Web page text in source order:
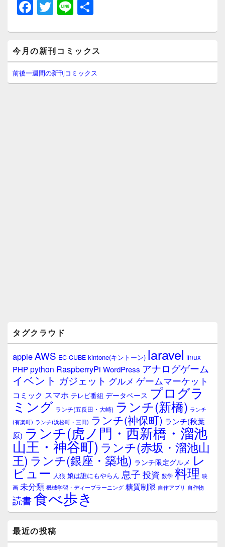
F
a
c
e
b
o
T
wi
tt
er
Li
n
e
イ
ン
サ
イ
今月の新刊コミックス
前後一週間の新刊コミックス
タグクラウド
appleAWS EC-CUBE kintone(キントーン) laravel linux
PHPpython RaspberryPi WordPress アナログゲーム
イベント ガジェット グルメ ゲームマーケット
コミック スマホ テレビ番組 データベース プログラ
ミング ランチ(五反田・大崎) ランチ(新橋) ランチ
(有楽町) ランチ(浜松町・三田) ランチ(神保町) ランチ(秋葉
原) ランチ(虎ノ門・西新橋・溜池
山王・神谷町) ランチ(赤坂・溜池山
王) ランチ(銀座・築地) ランチ限定グルメ レ
ビュー 人狼 娘は誰にもやらん 息子 投資 数学 料理 映
画 未分類 機械学習・ディープラーニング 糖質制限 自作アプリ 自作物
読書食べ歩き
最近の投稿